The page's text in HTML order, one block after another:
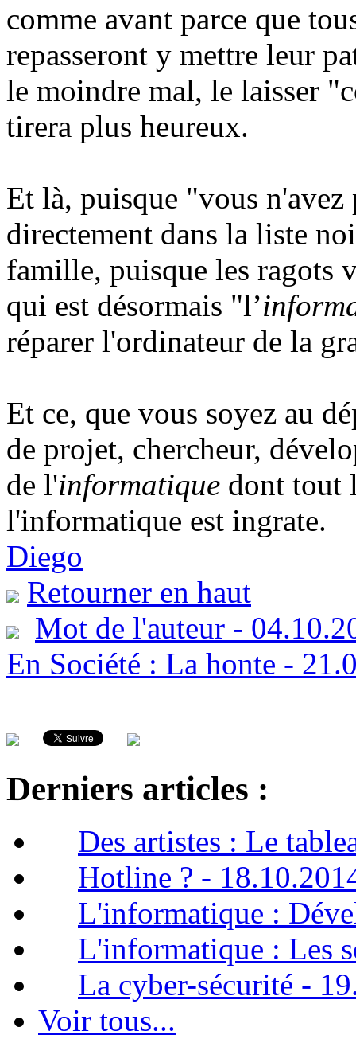
comme avant parce que
repasseront y mettre leur
le moindre mal, le laisser
tirera plus heureux.
Et là, puisque "vous n'avez
directement dans la liste
famille, puisque les ragots
qui est désormais "l’
réparer l'ordinateur de la
Et ce, que vous soyez au
de projet, chercheur,
de l'informatique dont tout
l'informatique est ingrate.
Diego
Retourner en haut
Mot de l'auteur -
En Société : La honte -
Derniers articles :
Des artistes : Le
Hotline ? -
L'informatique :
L'informatique : Les
La cyber-sécurité -
Voir tous...